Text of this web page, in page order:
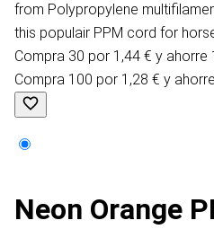
from Polypropylene
this populair PPM cord for
Compra 30 por 1,44 € y ahorre
Compra 100 por 1,28 € y
Neon Orange